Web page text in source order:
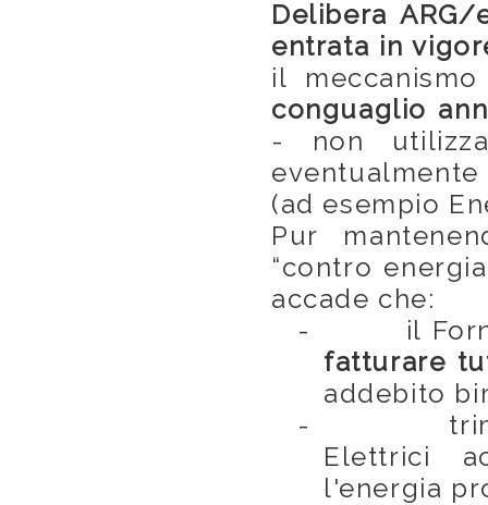
Delibera ARG/
entrata in
il
conguaglio
- non
(ad esempio
Pur
“contro
accade che:
-
il
fatturare
addebito
-
Elettrici
l'energia